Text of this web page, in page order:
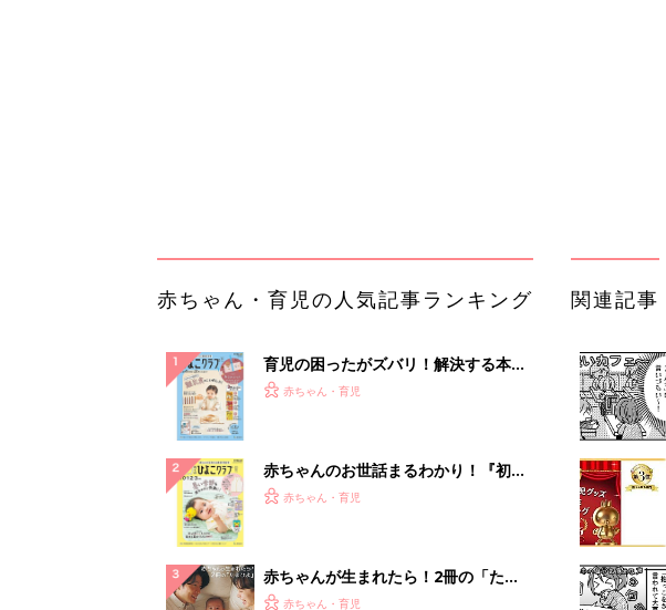
0％OFF以上が続々登場！Amazonの
本気が...
PR（Amazon）
ランキングをもっと見る